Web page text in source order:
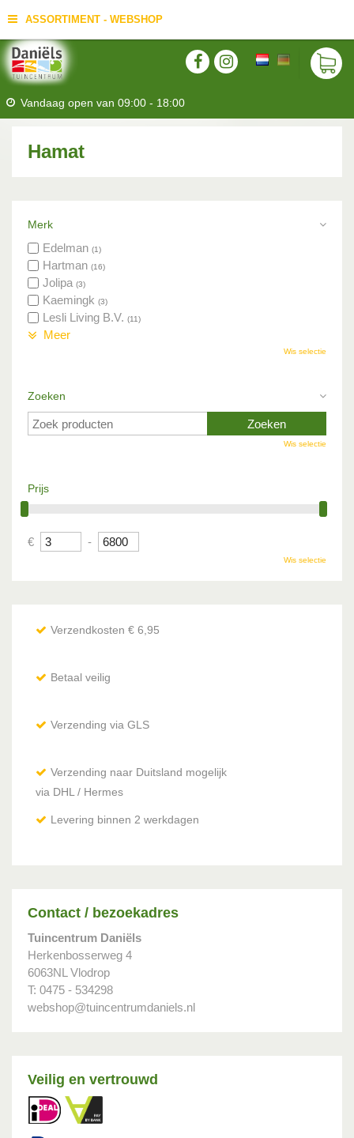
ASSORTIMENT - WEBSHOP
Vandaag open van 09:00 - 18:00
Hamat
Merk
Edelman (1)
Hartman (16)
Jolipa (3)
Kaemingk (3)
Lesli Living B.V. (11)
Meer
Wis selectie
Zoeken
Wis selectie
Prijs
€ -
Wis selectie
Verzendkosten € 6,95
Betaal veilig
Verzending via GLS
Verzending naar Duitsland mogelijk
via DHL / Hermes
Levering binnen 2 werkdagen
Contact / bezoekadres
Tuincentrum Daniëls
Herkenbosserweg 4
6063NL Vlodrop
T: 0475 - 534298
webshop@tuincentrumdaniels.nl
Veilig en vertrouwd